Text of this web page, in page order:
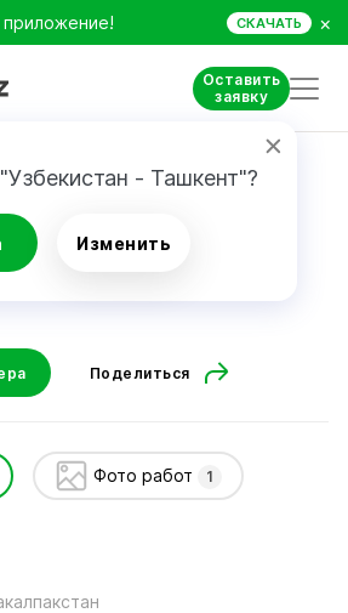
приложение! СКАЧАТЬ ×
Оставить
заявку
- Ташкент"?
Изменить
Поделиться
Фото работ 1